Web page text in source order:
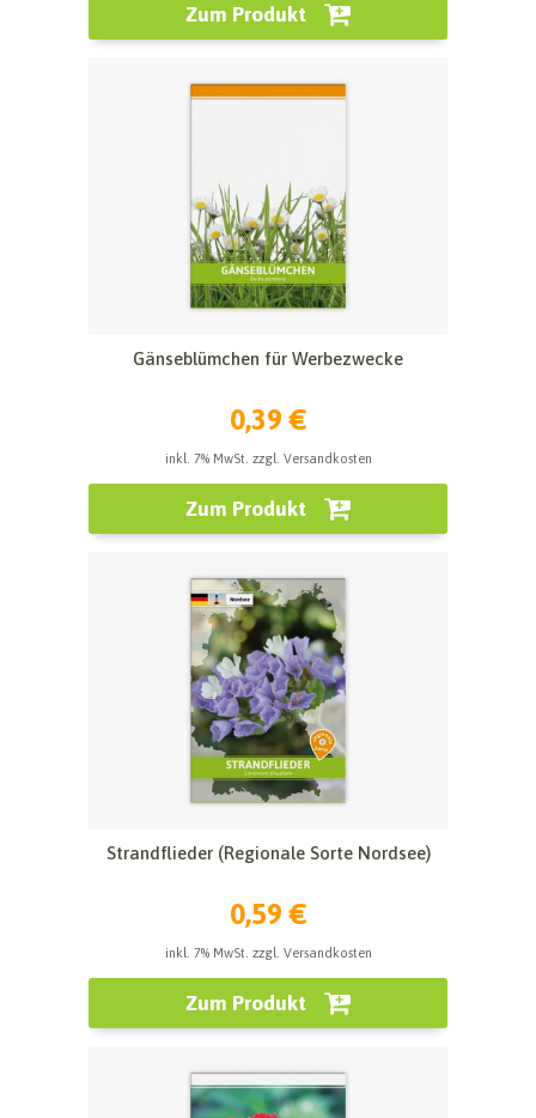
Zum Produkt
Gänseblümchen für Werbezwecke
0,39 €
inkl. 7% MwSt. zzgl. Versandkosten
Zum Produkt
Strandflieder (Regionale Sorte Nordsee)
0,59 €
inkl. 7% MwSt. zzgl. Versandkosten
Zum Produkt